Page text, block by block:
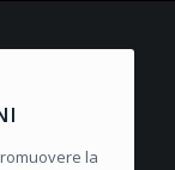
la